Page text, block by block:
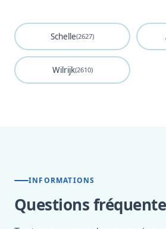
Schelle(2627)
Wilrijk(2610)
INFORMATIONS
Questions